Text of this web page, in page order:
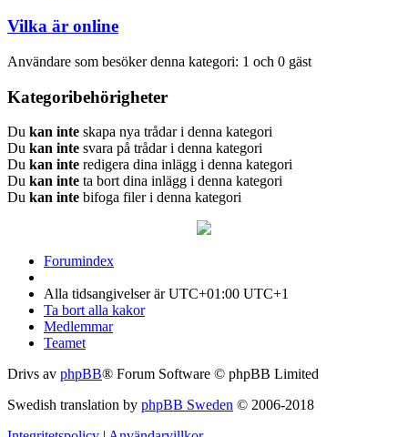
Vilka är online
Användare som besöker denna kategori: 1 och 0 gäst
Kategoribehörigheter
Du kan inte skapa nya trådar i denna kategori
Du kan inte svara på trådar i denna kategori
Du kan inte redigera dina inlägg i denna kategori
Du kan inte ta bort dina inlägg i denna kategori
Du kan inte bifoga filer i denna kategori
Forumindex
Alla tidsangivelser är UTC+01:00 UTC+1
Ta bort alla kakor
Medlemmar
Teamet
Drivs av phpBB® Forum Software © phpBB Limited
Swedish translation by phpBB Sweden © 2006-2018